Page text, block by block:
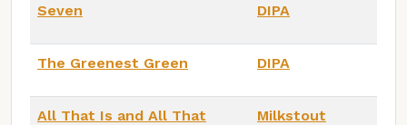
Seven DIPA
The Greenest Green DIPA
All That Is and All That
Milkstout